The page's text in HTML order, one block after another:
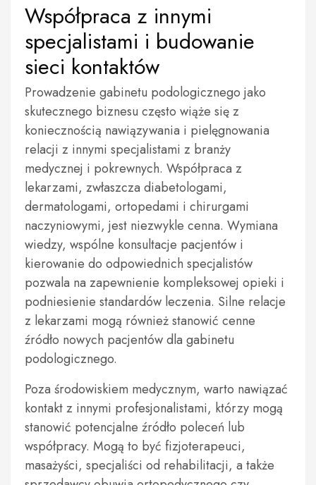
Współpraca z innymi
specjalistami i budowanie
sieci kontaktów
Prowadzenie gabinetu podologicznego jako
skutecznego biznesu często wiąże się z
koniecznością nawiązywania i pielęgnowania
relacji z innymi specjalistami z branży
medycznej i pokrewnych. Współpraca z
lekarzami, zwłaszcza diabetologami,
dermatologami, ortopedami i chirurgami
naczyniowymi, jest niezwykle cenna. Wymiana
wiedzy, wspólne konsultacje pacjentów i
kierowanie do odpowiednich specjalistów
pozwala na zapewnienie kompleksowej opieki i
podniesienie standardów leczenia. Silne relacje
z lekarzami mogą również stanowić cenne
źródło nowych pacjentów dla gabinetu
podologicznego.
Poza środowiskiem medycznym, warto nawiązać
kontakt z innymi profesjonalistami, którzy mogą
stanowić potencjalne źródło poleceń lub
współpracy. Mogą to być fizjoterapeuci,
masażyści, specjaliści od rehabilitacji, a także